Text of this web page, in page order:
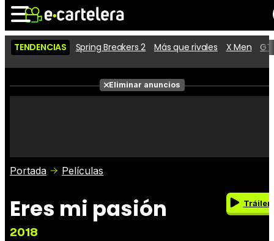
Noticias Cartelera
Películas
Críticas
TENDENCIAS Spring Breakers 2 Más que rivales X Men
Eliminar anuncios
Portada Películas
Eres mi pasión
2018
Tráiler